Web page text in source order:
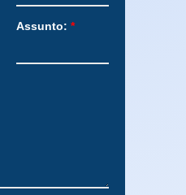
Assunto: *